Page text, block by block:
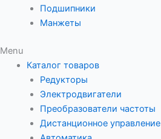
Подшипники
Манжеты
Menu
Каталог товаров
Редукторы
Электродвигатели
Преобразователи частоты
Дистанционное управление